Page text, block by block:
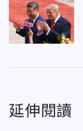
延伸閱讀